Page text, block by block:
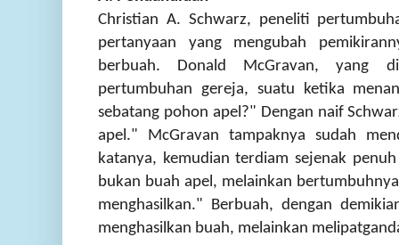
Christian A. Schwarz, peneliti
pertanyaan yang mengubah
berbuah. Donald McGravan, yang
pertumbuhan gereja, suatu ketika
sebatang pohon apel?" Dengan naif
apel." McGravan tampaknya sudah
katanya, kemudian terdiam sejenak
bukan buah apel, melainkan
menghasilkan." Berbuah, dengan
menghasilkan buah, melainkan